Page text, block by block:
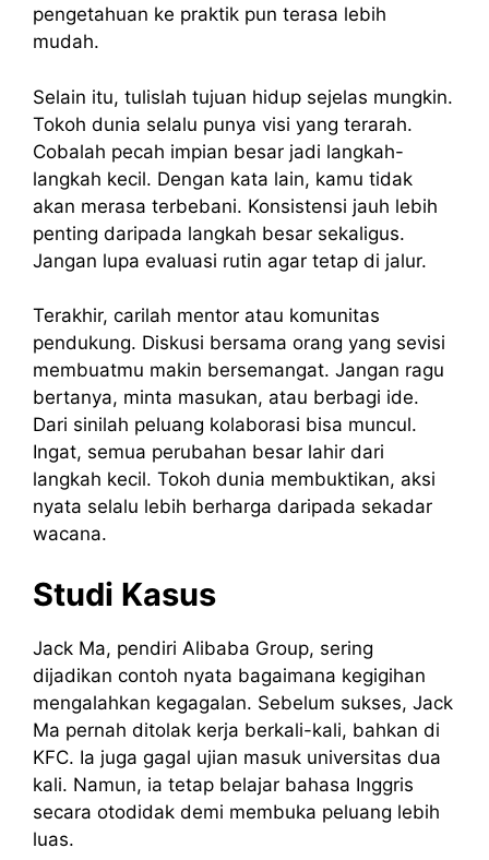
pengetahuan ke praktik pun terasa lebih
mudah.
Selain itu, tulislah tujuan hidup sejelas mungkin.
Tokoh dunia selalu punya visi yang terarah.
Cobalah pecah impian besar jadi langkah-
langkah kecil. Dengan kata lain, kamu tidak
akan merasa terbebani. Konsistensi jauh lebih
penting daripada langkah besar sekaligus.
Jangan lupa evaluasi rutin agar tetap di jalur.
Terakhir, carilah mentor atau komunitas
pendukung. Diskusi bersama orang yang sevisi
membuatmu makin bersemangat. Jangan ragu
bertanya, minta masukan, atau berbagi ide.
Dari sinilah peluang kolaborasi bisa muncul.
Ingat, semua perubahan besar lahir dari
langkah kecil. Tokoh dunia membuktikan, aksi
nyata selalu lebih berharga daripada sekadar
wacana.
Studi Kasus
Jack Ma, pendiri Alibaba Group, sering
dijadikan contoh nyata bagaimana kegigihan
mengalahkan kegagalan. Sebelum sukses, Jack
Ma pernah ditolak kerja berkali-kali, bahkan di
KFC. Ia juga gagal ujian masuk universitas dua
kali. Namun, ia tetap belajar bahasa Inggris
secara otodidak demi membuka peluang lebih
luas.